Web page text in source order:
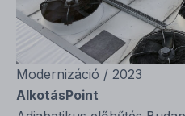
Modernizáció / 2023
AlkotásPoint